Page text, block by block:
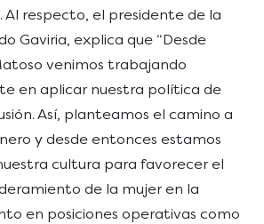
Al respecto, el presidente de la
Gaviria, explica que “Desde
venimos trabajando
en aplicar nuestra política de
Así, planteamos el camino a
y desde entonces estamos
cultura para favorecer el
de la mujer en la
en posiciones operativas como